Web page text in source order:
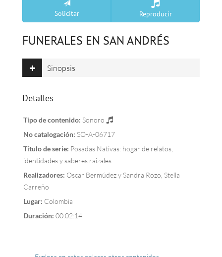
Solicitar Reproducir
FUNERALES EN SAN ANDRÉS
Sinopsis
Detalles
Tipo de contenido: Sonoro
No catalogación: SO-A-06717
Título de serie: Posadas Nativas: hogar de relatos,
identidades y saberes raizales
Realizadores: Oscar Bermúdez y Sandra Rozo, Stella
Carreño
Lugar: Colombia
Duración: 00:02:14